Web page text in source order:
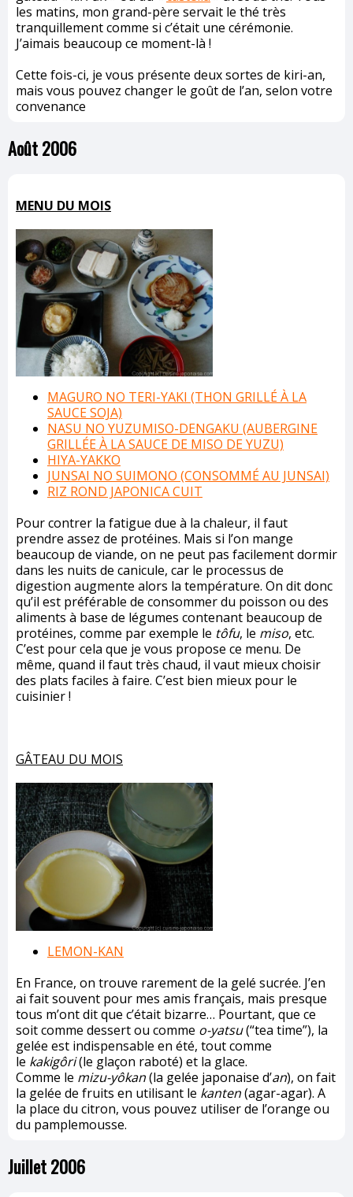
les matins, mon grand-père servait le thé très
tranquillement comme si c’était une cérémonie.
J’aimais beaucoup ce moment-là !
Cette fois-ci, je vous présente deux sortes de kiri-an,
mais vous pouvez changer le goût de l’an, selon votre
convenance
Août 2006
MENU DU MOIS
MAGURO NO TERI-YAKI (THON GRILLÉ À LA
SAUCE SOJA)
NASU NO YUZUMISO-DENGAKU (AUBERGINE
GRILLÉE À LA SAUCE DE MISO DE YUZU)
HIYA-YAKKO
JUNSAI NO SUIMONO (CONSOMMÉ AU JUNSAI)
RIZ ROND JAPONICA CUIT
Pour contrer la fatigue due à la chaleur, il faut
prendre assez de protéines. Mais si l’on mange
beaucoup de viande, on ne peut pas facilement dormir
dans les nuits de canicule, car le processus de
digestion augmente alors la température. On dit donc
qu’il est préférable de consommer du poisson ou des
aliments à base de légumes contenant beaucoup de
protéines, comme par exemple le tôfu, le miso, etc.
C’est pour cela que je vous propose ce menu. De
même, quand il faut très chaud, il vaut mieux choisir
des plats faciles à faire. C’est bien mieux pour le
cuisinier !
GÂTEAU DU MOIS
LEMON-KAN
En France, on trouve rarement de la gelé sucrée. J’en
ai fait souvent pour mes amis français, mais presque
tous m’ont dit que c’était bizarre… Pourtant, que ce
soit comme dessert ou comme o-yatsu(“tea time”), la
gelée est indispensable en été, tout comme
le kakigôri(le glaçon raboté) et la glace.
Comme le mizu-yôkan(la gelée japonaise d’an), on fait
la gelée de fruits en utilisant le kanten(agar-agar). A
la place du citron, vous pouvez utiliser de l’orange ou
du pamplemousse.
Juillet 2006